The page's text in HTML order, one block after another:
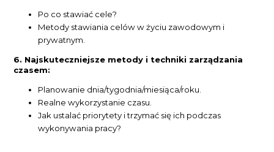
Po co stawiać cele?
Metody stawiania celów w życiu zawodowym i
prywatnym.
6. Najskuteczniejsze metody i techniki zarządzania
czasem:
Planowanie dnia/tygodnia/miesiąca/roku.
Realne wykorzystanie czasu.
Jak ustalać priorytety i trzymać się ich podczas
wykonywania pracy?